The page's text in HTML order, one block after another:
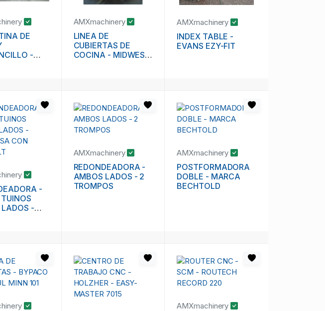
DE
-
AMXmachinery
LINEA DE
CUBIERTAS DE
COCINA - MIDWEST
AMXmachinery
INDEX TABLE -
EVANS EZY-FIT
-
-
AMXmachinery
REDONDEADORA -
AMBOS LADOS - 2
TROMPOS
AMXmachinery
POSTFORMADORA
DOBLE - MARCA
BECHTOLD
AMXmachinery